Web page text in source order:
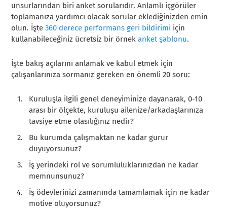
unsurlarından biri anket sorularıdır. Anlamlı içgörüler
toplamanıza yardımcı olacak sorular eklediğinizden emin
olun. İşte360 derece performans geri bildirimi için
kullanabileceğiniz ücretsiz bir örnekanket şablonu.
İşte bakış açılarını anlamak ve kabul etmek için
çalışanlarınıza sormanız gereken en önemli 20 soru:
Kuruluşla ilgili genel deneyiminize dayanarak, 0-10
arası bir ölçekte, kuruluşu ailenize/arkadaşlarınıza
tavsiye etme olasılığınız nedir?
Bu kurumda çalışmaktan ne kadar gurur
duyuyorsunuz?
İş yerindeki rol ve sorumluluklarınızdan ne kadar
memnunsunuz?
İş ödevlerinizi zamanında tamamlamak için ne kadar
motive oluyorsunuz?